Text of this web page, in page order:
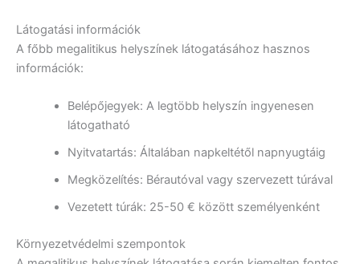
Látogatási információk
A főbb megalitikus helyszínek látogatásához hasznos
információk:
Belépőjegyek: A legtöbb helyszín ingyenesen
látogatható
Nyitvatartás: Általában napkeltétől napnyugtáig
Megközelítés: Bérautóval vagy szervezett túrával
Vezetett túrák: 25-50 € között személyenként
Környezetvédelmi szempontok